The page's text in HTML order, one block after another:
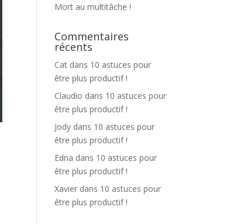
Mort au multitâche !
Commentaires
récents
Cat dans 10 astuces pour
être plus productif !
Claudio dans 10 astuces pour
être plus productif !
Jody dans 10 astuces pour
être plus productif !
Edna dans 10 astuces pour
être plus productif !
Xavier dans 10 astuces pour
être plus productif !